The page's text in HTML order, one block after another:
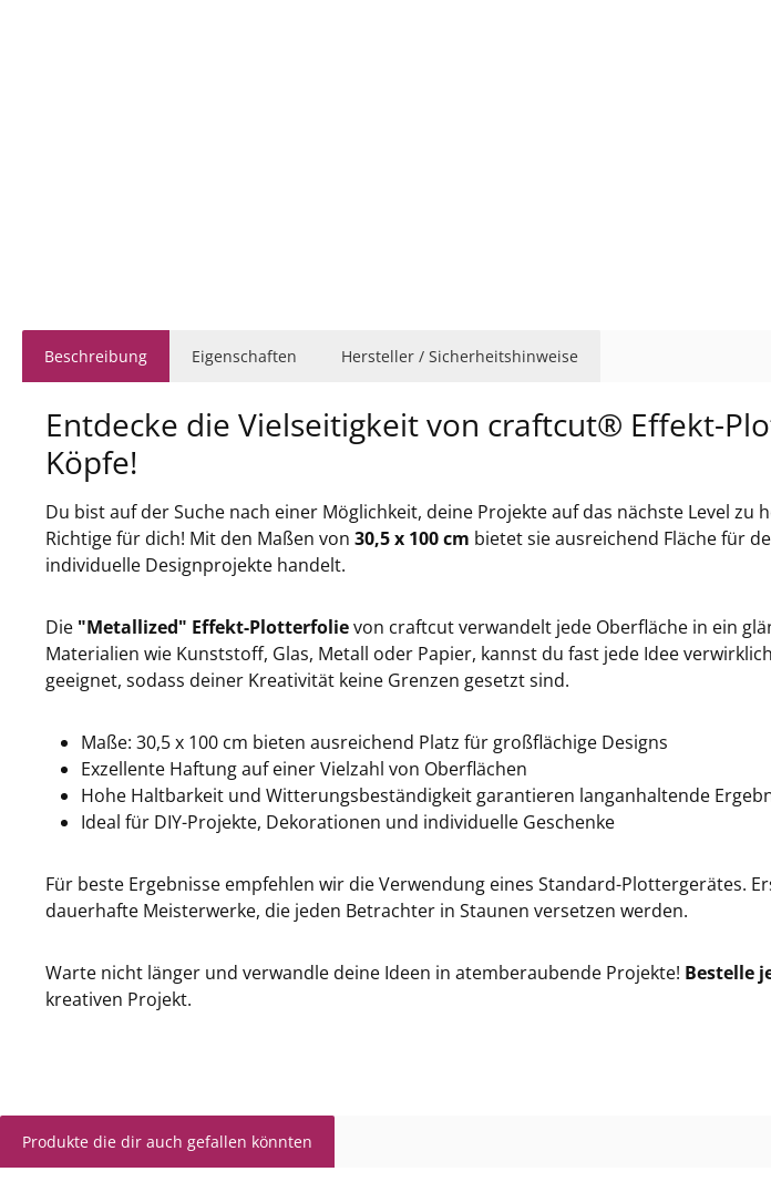
Beschreibung Eigenschaften Hersteller / Sicherheitshinweise
Entdecke die Vielseitigkeit von craftcut® Effekt-
Köpfe!
Du bist auf der Suche nach einer Möglichkeit, deine Projekte auf das nächste Level zu
Richtige für dich! Mit den Maßen von 30,5 x 100 cm bietet sie ausreichend Fläche für
individuelle Designprojekte handelt.
Die "Metallized" Effekt-Plotterfolievon craftcut verwandelt jede Oberfläche in ein
Materialien wie Kunststoff, Glas, Metall oder Papier, kannst du fast jede Idee
geeignet, sodass deiner Kreativität keine Grenzen gesetzt sind.
Maße: 30,5 x 100 cm bieten ausreichend Platz für großflächige Designs
Exzellente Haftung auf einer Vielzahl von Oberflächen
Hohe Haltbarkeit und Witterungsbeständigkeit garantieren langanhaltende
Ideal für DIY-Projekte, Dekorationen und individuelle Geschenke
Für beste Ergebnisse empfehlen wir die Verwendung eines Standard-Plottergerätes.
dauerhafte Meisterwerke, die jeden Betrachter in Staunen versetzen werden.
Warte nicht länger und verwandle deine Ideen in atemberaubende Projekte! Bestelle
kreativen Projekt.
Produkte die dir auch gefallen könnten